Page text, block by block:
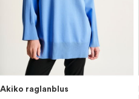
Akiko raglanblus